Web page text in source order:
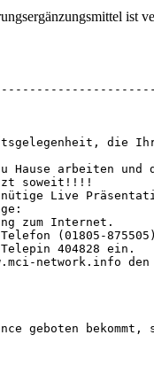
ist
die Ihr
Hause arbeiten und
soweit!!!!
Live
zum Internet.
(01805-
404828 ein.
network.info den
geboten bekommt,